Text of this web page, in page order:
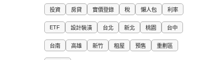
投資 房貸 實價登錄 稅 懶人包 利率
ETF 設計裝潢 台北 新北 桃園 台中
台南 高雄 新竹 租屋 預售 重劃區